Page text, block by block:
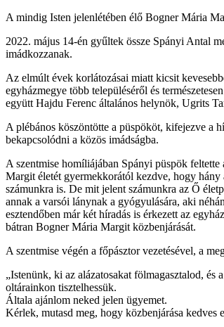
A mindig Isten jelenlétében élő Bogner Mária
2022. május 14-én gyűltek össze Spányi Antal
imádkozzanak.
Az elmúlt évek korlátozásai miatt kicsit
egyházmegye több településéről és
együtt Hajdu Ferenc általános helynök, Ugrits
A plébános köszöntötte a püspököt, kifejezve a
bekapcsolódni a közös imádságba.
A szentmise homíliájában Spányi püspök
Margit életét gyermekkorától kezdve, hogy hány
számunkra is. De mit jelent számunkra az Ő
annak a varsói lánynak a gyógyulására, aki
esztendőben már két híradás is érkezett az
bátran Bogner Mária Margit közbenjárását.
A szentmise végén a főpásztor vezetésével, a
„Istenünk, ki az alázatosakat fölmagasztalod, és
oltárainkon tisztelhessük.
Általa ajánlom neked jelen ügyemet.
Kérlek, mutasd meg, hogy közbenjárása kedves